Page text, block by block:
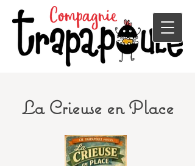
La Crieuse en Place